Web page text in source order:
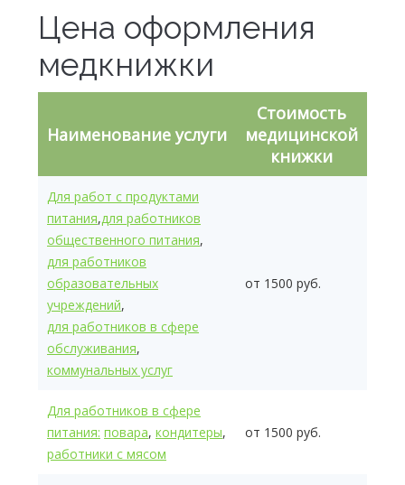
Цена оформления
медкнижки
Наименование услуги
Стоимость
медицинской
книжки
Для работ с продуктами
питания,для работников
общественного питания,
для работников
образовательных
учреждений,
для работников в сфере
обслуживания,
коммунальных услуг
от 1500 руб.
Для работников в сфере
питания: повара, кондитеры,
работники с мясом
от 1500 руб.